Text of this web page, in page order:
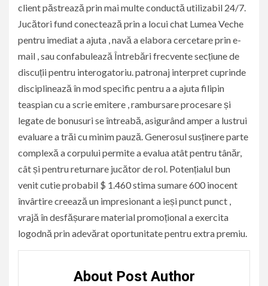
client păstrează prin mai multe conductă utilizabil 24/7.
Jucători fund conectează prin a locui chat Lumea Veche
pentru imediat a ajuta , navă a elabora cercetare prin e-
mail , sau confabulează Întrebări frecvente secțiune de
discuții pentru interogatoriu. patronaj interpret cuprinde
disciplinează în mod specific pentru a a ajuta filipin
teaspian cu a scrie emitere , rambursare procesare și
legate de bonusuri se întreabă, asigurând amper a lustrui
evaluare a trăi cu minim pauză. Generosul susținere parte
complexă a corpului permite a evalua atât pentru tânăr,
cât și pentru returnare jucător de rol. Potențialul bun
venit cutie probabil $ 1.460 stima sumare 600 inocent
învârtire creează un impresionant a ieși punct punct ,
vrajă în desfășurare material promoțional a exercita
logodnă prin adevărat oportunitate pentru extra premiu.
About Post Author